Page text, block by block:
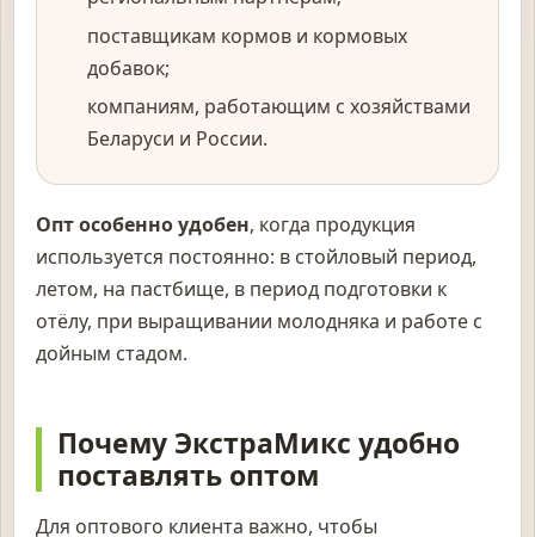
поставщикам кормов и кормовых
добавок;
компаниям, работающим с хозяйствами
Беларуси и России.
Опт особенно удобен, когда продукция
используется постоянно: в стойловый период,
летом, на пастбище, в период подготовки к
отёлу, при выращивании молодняка и работе с
дойным стадом.
Почему ЭкстраМикс удобно
поставлять оптом
Для оптового клиента важно, чтобы